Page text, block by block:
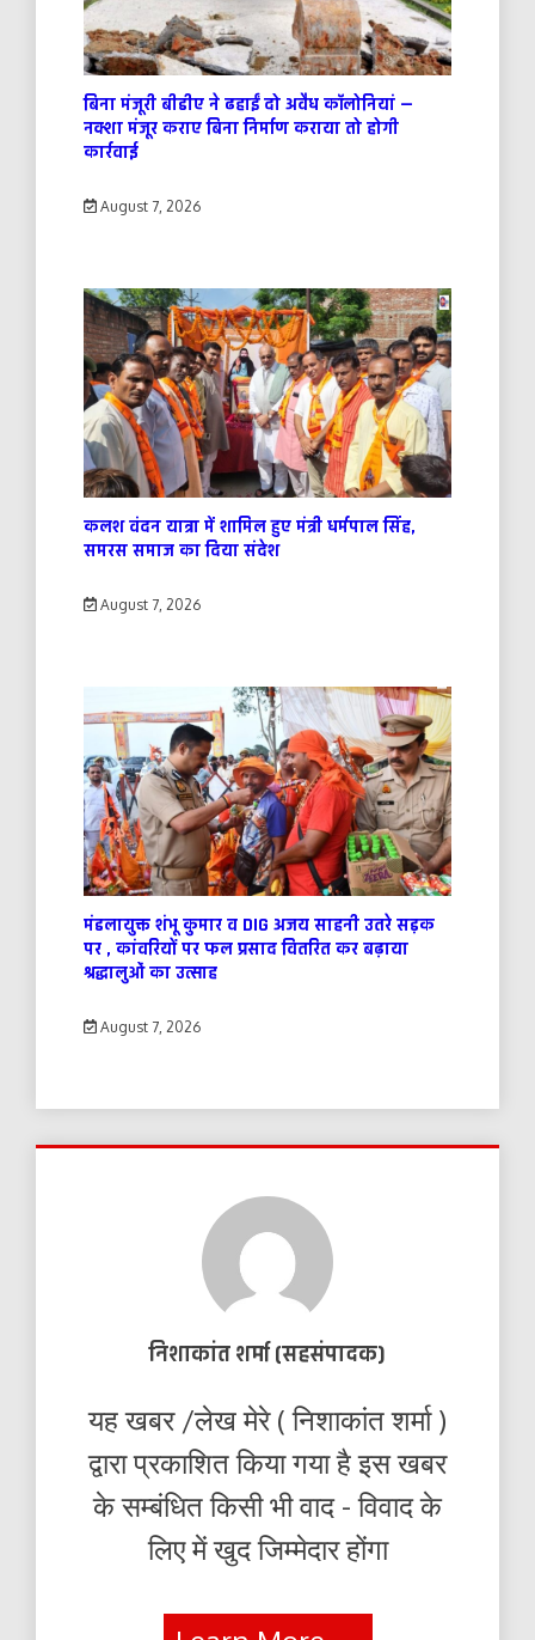
बिना मंजूरी बीडीए ने ढहाईं दो अवैध कॉलोनियां —
नक्शा मंजूर कराए बिना निर्माण कराया तो होगी
कार्रवाई
August 7, 2026
कलश वंदन यात्रा में शामिल हुए मंत्री धर्मपाल सिंह,
समरस समाज का दिया संदेश
August 7, 2026
मंडलायुक्त शंभू कुमार व DIG अजय साहनी उतरे सड़क
पर , कांवरियों पर फल प्रसाद वितरित कर बढ़ाया
श्रद्धालुओं का उत्साह
August 7, 2026
निशाकांत शर्मा (सहसंपादक)
यह खबर /लेख मेरे ( निशाकांत शर्मा )
द्वारा प्रकाशित किया गया है इस खबर
के सम्बंधित किसी भी वाद - विवाद के
लिए में खुद जिम्मेदार होंगा